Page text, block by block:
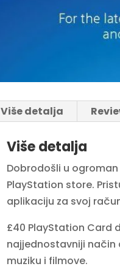
Više detalja
Više detalja
Dobrodošli u
PlayStation store.
aplikaciju za svoj
£40 PlayStation Card
najjednostavniji način
muziku i filmove.